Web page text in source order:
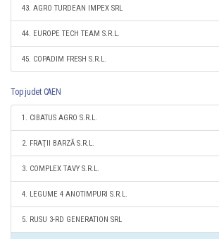
43. AGRO TURDEAN IMPEX SRL
44. EUROPE TECH TEAM S.R.L.
45. COPADIM FRESH S.R.L.
Top judet CAEN
1. CIBATUS AGRO S.R.L.
2. FRAŢII BARZĂ S.R.L.
3. COMPLEX TAVY S.R.L.
4. LEGUME 4 ANOTIMPURI S.R.L.
5. RUSU 3-RD GENERATION SRL